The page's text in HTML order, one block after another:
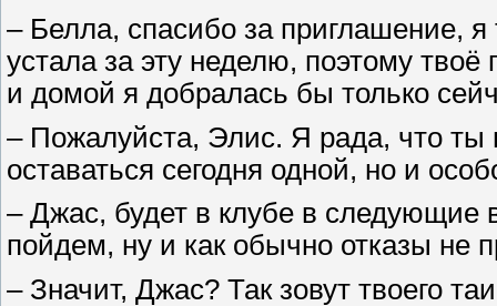
– Белла, спасибо за приглашение,
устала за эту неделю, поэтому
и домой я добралась бы только
– Пожалуйста, Элис. Я рада, что
оставаться сегодня одной, но и
– Джас, будет в клубе в следующие
пойдем, ну и как обычно отказы не
– Значит, Джас? Так зовут твоего